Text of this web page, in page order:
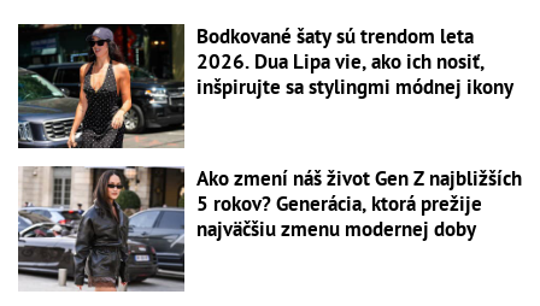
Bodkované šaty sú trendom leta
2026. Dua Lipa vie, ako ich nosiť,
inšpirujte sa stylingmi módnej ikony
Ako zmení náš život Gen Z najbližších
5 rokov? Generácia, ktorá prežije
najväčšiu zmenu modernej doby